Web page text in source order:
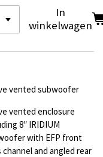
In
winkelwagen
vented subwoofer
vented enclosure
8″ IRIDIUM
with EFP front
channel and angled rear